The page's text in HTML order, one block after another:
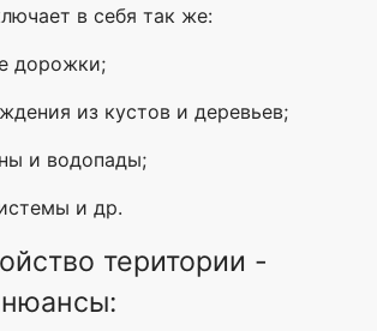
в себя так же:
дорожки;
из кустов и деревьев;
и водопады;
и др.
територии -